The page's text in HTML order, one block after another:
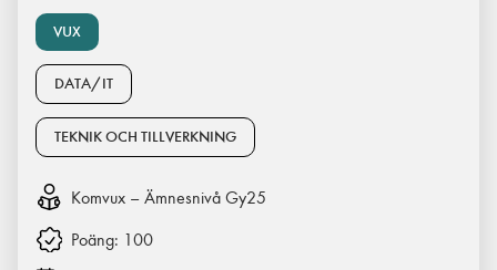
VUX
DATA/IT
TEKNIK OCH TILLVERKNING
Komvux – Ämnesnivå Gy25
Poäng: 100